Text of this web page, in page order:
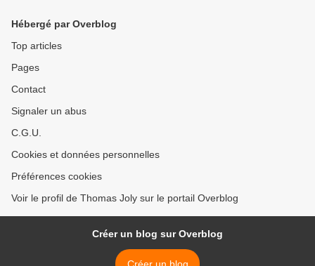
Hébergé par Overblog
Top articles
Pages
Contact
Signaler un abus
C.G.U.
Cookies et données personnelles
Préférences cookies
Voir le profil de Thomas Joly sur le portail Overblog
Créer un blog sur Overblog